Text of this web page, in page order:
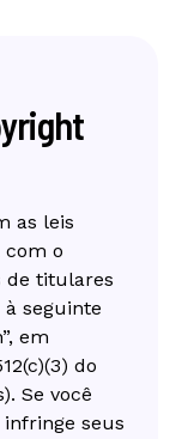
as leis
com o
de titulares
à seguinte
em
do
Se você
seus